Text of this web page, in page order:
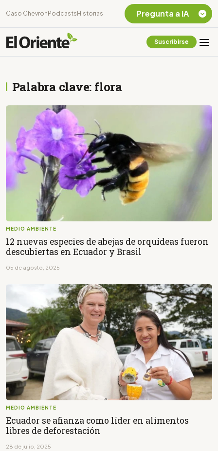
Caso Chevron Podcasts Historias
Suscribirse
Palabra clave: flora
MEDIO AMBIENTE
12 nuevas especies de abejas de orquídeas fueron
descubiertas en Ecuador y Brasil
05 de agosto, 2025
MEDIO AMBIENTE
Ecuador se afianza como líder en alimentos
libres de deforestación
28 de julio, 2025
Pregunta a IA
Amazonia Ecuatoriana